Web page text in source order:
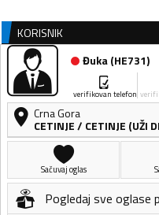
KORISNIK
Đuka(HE731)
verifikovan telefon
Crna Gora
CETINJE/ CETINJE (UŽI
Sačuvaj oglas
Pogledaj sve oglase